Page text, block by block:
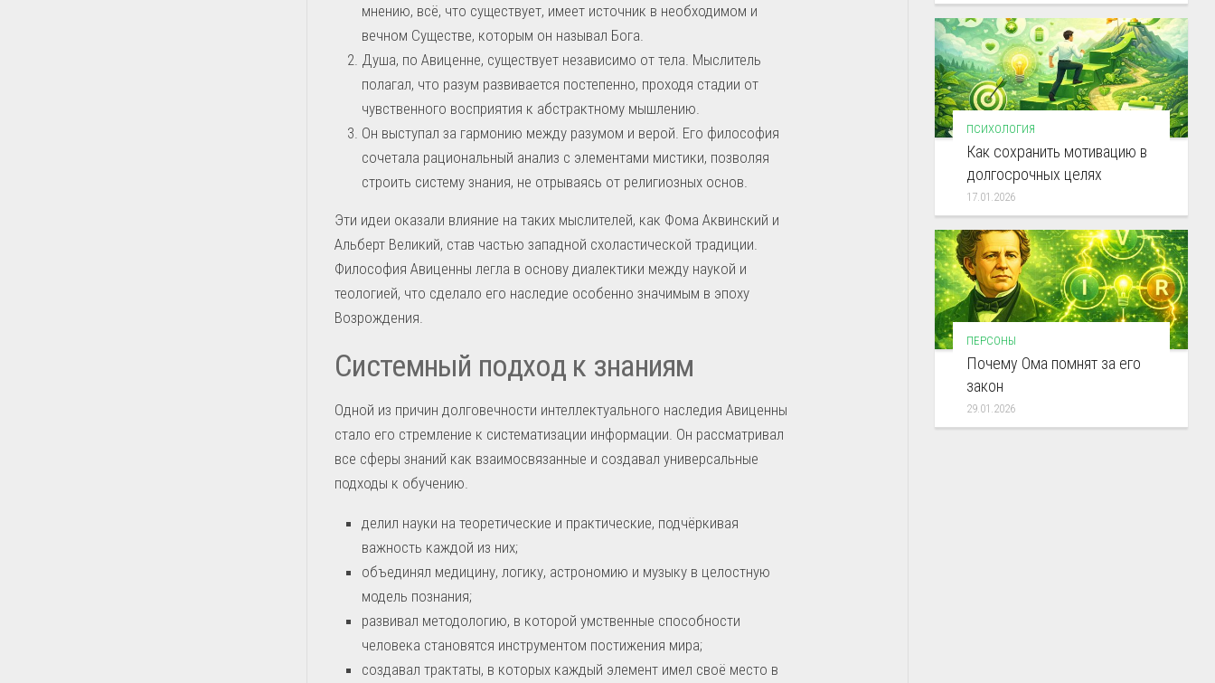
мнению, всё, что существует, имеет источник в необходимом и
вечном Существе, которым он называл Бога.
Душа, по Авиценне, существует независимо от тела. Мыслитель
полагал, что разум развивается постепенно, проходя стадии от
чувственного восприятия к абстрактному мышлению.
Он выступал за гармонию между разумом и верой. Его философия
сочетала рациональный анализ с элементами мистики, позволяя
строить систему знания, не отрываясь от религиозных основ.
Эти идеи оказали влияние на таких мыслителей, как Фома Аквинский и
Альберт Великий, став частью западной схоластической традиции.
Философия Авиценны легла в основу диалектики между наукой и
теологией, что сделало его наследие особенно значимым в эпоху
Возрождения.
Системный подход к знаниям
Одной из причин долговечности интеллектуального наследия Авиценны
стало его стремление к систематизации информации. Он рассматривал
все сферы знаний как взаимосвязанные и создавал универсальные
подходы к обучению.
делил науки на теоретические и практические, подчёркивая
важность каждой из них;
объединял медицину, логику, астрономию и музыку в целостную
модель познания;
развивал методологию, в которой умственные способности
человека становятся инструментом постижения мира;
создавал трактаты, в которых каждый элемент имел своё место в
ПСИХОЛОГИЯ
Как сохранить мотивацию в
долгосрочных целях
17.01.2026
ПЕРСОНЫ
Почему Ома помнят за его
закон
29.01.2026